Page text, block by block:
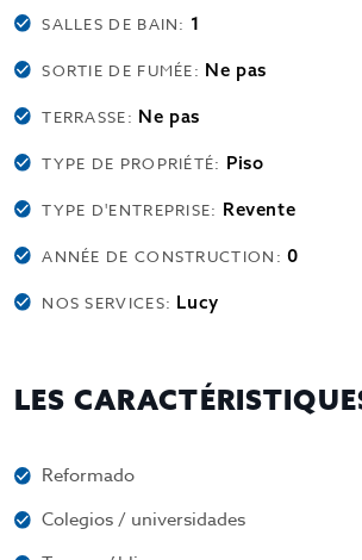
SALLES DE BAIN: 1
SORTIE DE FUMÉE: Ne pas
TERRASSE: Ne pas
TYPE DE PROPRIÉTÉ: Piso
TYPE D'ENTREPRISE: Revente
ANNÉE DE CONSTRUCTION:0
NOS SERVICES: Lucy
LES
Reformado
Colegios / universidades